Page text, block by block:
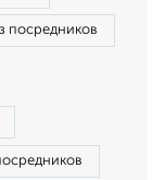
посредников